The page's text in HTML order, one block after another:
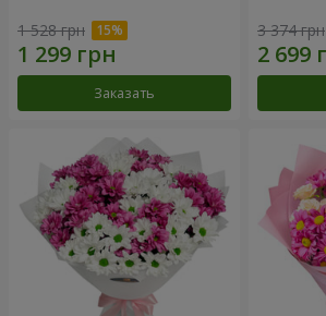
1 528 грн
Заказать
3 374 грн